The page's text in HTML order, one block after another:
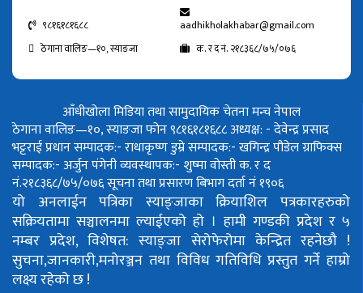
९८१६१८१६८८
aadhikholakhabar@gmail.com
ठेगाना वालिङ—१०, स्याङजा
क. र द नं. २१८३६८/७५/०७६
आँधीखोला मिडिया तथा सामुदायिक चेतना मन्च नेपाल
ठेगाना वालिङ—१०, स्याङजा फोन ९८१६१८१६८८अध्यक्ष: - देवेन्द्र प्रसाद
भट्टराईप्रधान सम्पादक:- राधाकृष्ण डुम्रेसम्पादक:- खगिन्द्र पौडेलग्राफिक्स
सम्पादक:- अर्जुन पंगेनीव्यवस्थापक:- शुष्मा वोस्तीक. र द
नं.२१८३६८/७५/०७६सूचना तथा प्रसारण बिभाग दर्ता नं १९०६
यो अनलाईन पत्रिका स्याङ्जाका क्रियाशिल पत्रकारहरुको
सक्रियतामा सञ्चालनमा ल्याईएको हो । हामी गण्डकी प्रदेश र ५
नम्बर प्रदेश, विशेषत: स्याङ्जा सेरोफेरोमा केन्द्रित रहनेछौ !
सुचना,जानकारी,मनोरञ्जन तथा विविध गतिविधि प्रस्तुत गर्ने हाम्रो
लक्ष्य रहेको छ !